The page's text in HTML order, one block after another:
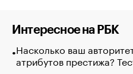
Интересное на РБК
Насколько ваш
атрибутов престижа?